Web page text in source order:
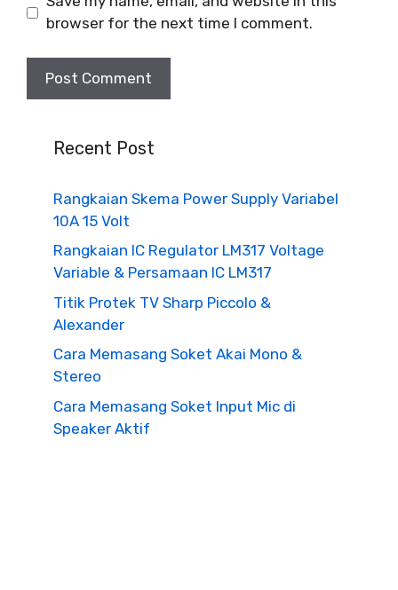
browser for the next time I comment.
Recent Post
Rangkaian Skema Power Supply Variabel
10A 15 Volt
Rangkaian IC Regulator LM317 Voltage
Variable & Persamaan IC LM317
Titik Protek TV Sharp Piccolo &
Alexander
Cara Memasang Soket Akai Mono &
Stereo
Cara Memasang Soket Input Mic di
Speaker Aktif